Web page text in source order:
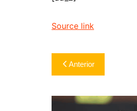
Source link
Navegação
de
Post
Anterior